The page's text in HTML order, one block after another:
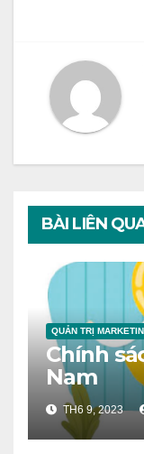
BÀI LIÊN
QUẢN TRỊ
Chính
Nam
TH6 9, 2023